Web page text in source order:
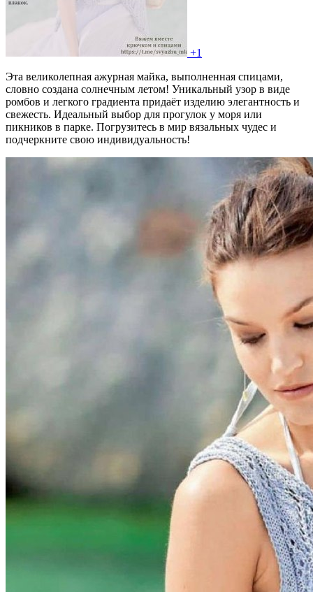
+1
Эта великолепная ажурная майка, выполненная спицами,
словно создана солнечным летом! Уникальный узор в виде
ромбов и легкого градиента придаёт изделию элегантность и
свежесть. Идеальный выбор для прогулок у моря или
пикников в парке. Погрузитесь в мир вязальных чудес и
подчеркните свою индивидуальность!